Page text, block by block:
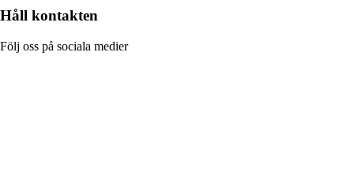
Håll kontakten
Följ oss på sociala medier